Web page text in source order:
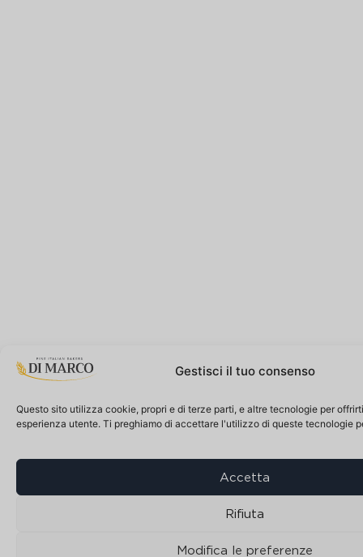
Gestisci il tuo consenso
Questo sito utilizza cookie, propri e di terze parti, e altre tecnologie per
esperienza utente. Ti preghiamo di accettare l'utilizzo di queste tecnologie
Accetta
Rifiuta
Modifica le preferenze